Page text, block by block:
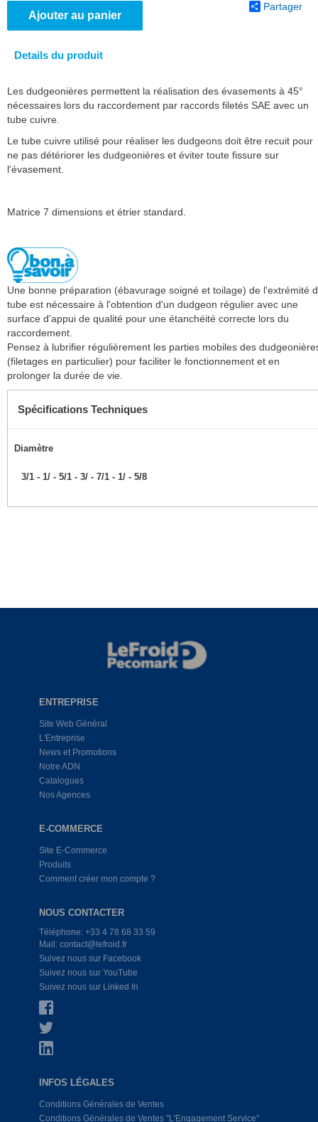
Ajouter au panier
Partager
Details du produit
Les dudgeonières permettent la réalisation des évasements à 45°
nécessaires lors du raccordement par raccords filetés SAE avec un
tube cuivre.
Le tube cuivre utilisé pour réaliser les dudgeons doit être recuit pour
ne pas détériorer les dudgeonières et éviter toute fissure sur
l'évasement.
Matrice 7 dimensions et étrier standard.
Une bonne préparation (ébavurage soigné et toilage) de l'extrémité
tube est nécessaire à l'obtention d'un dudgeon régulier avec une
surface d'appui de qualité pour une étanchéité correcte lors du
raccordement.
Pensez à lubrifier régulièrement les parties mobiles des
(filetages en particulier) pour faciliter le fonctionnement et en
prolonger la durée de vie.
Spécifications Techniques
Diamètre
3/1 - 1/ - 5/1 - 3/ - 7/1 - 1/ - 5/8
ENTREPRISE
Site Web Général
L'Entreprise
News et Promotions
Notre ADN
Catalogues
Nos Agences
E-COMMERCE
Site E-Commerce
Produits
Comment créer mon compte ?
NOUS CONTACTER
Téléphone: +33 4 78 68 33 59
Mail: contact@lefroid.fr
Suivez nous sur Facebook
Suivez nous sur YouTube
Suivez nous sur Linked In
INFOS LÉGALES
Conditions Générales de Ventes
Conditions Générales de Ventes ''L'Engagement Service''